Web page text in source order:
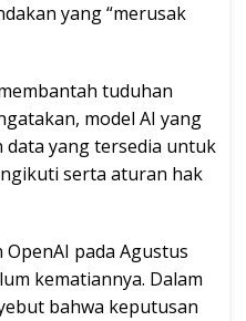
yang “merusak
tuduhan
model AI yang
yang tersedia untuk
serta aturan hak
pada Agustus
kematiannya. Dalam
bahwa keputusan